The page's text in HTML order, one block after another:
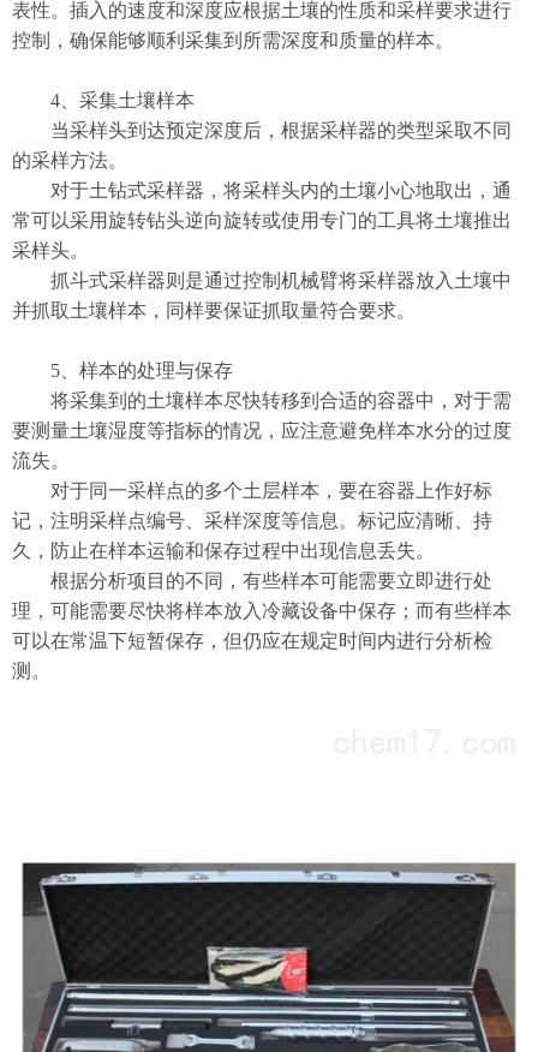
表性。插入的速度和深度应根据土壤的性质和采样要求进行
控制，确保能够顺利采集到所需深度和质量的样本。
​4、采集土壤样本
当采样头到达预定深度后，根据采样器的类型采取不同
的采样方法。
对于土钻式采样器，将采样头内的土壤小心地取出，通
常可以采用旋转钻头逆向旋转或使用专门的工具将土壤推出
采样头。
抓斗式采样器则是通过控制机械臂将采样器放入土壤中
并抓取土壤样本，同样要保证抓取量符合要求。
​5、样本的处理与保存
将采集到的土壤样本尽快转移到合适的容器中，对于需
要测量土壤湿度等指标的情况，应注意避免样本水分的过度
流失。
对于同一采样点的多个土层样本，要在容器上作好标
记，注明采样点编号、采样深度等信息。标记应清晰、持
久，防止在样本运输和保存过程中出现信息丢失。
根据分析项目的不同，有些样本可能需要立即进行处
理，可能需要尽快将样本放入冷藏设备中保存；而有些样本
可以在常温下短暂保存，但仍应在规定时间内进行分析检
测。